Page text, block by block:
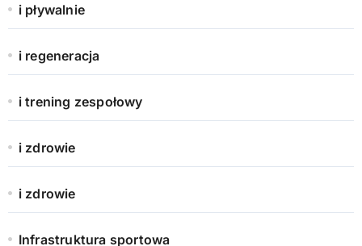
i pływalnie
i regeneracja
i trening zespołowy
i zdrowie
i zdrowie
Infrastruktura sportowa